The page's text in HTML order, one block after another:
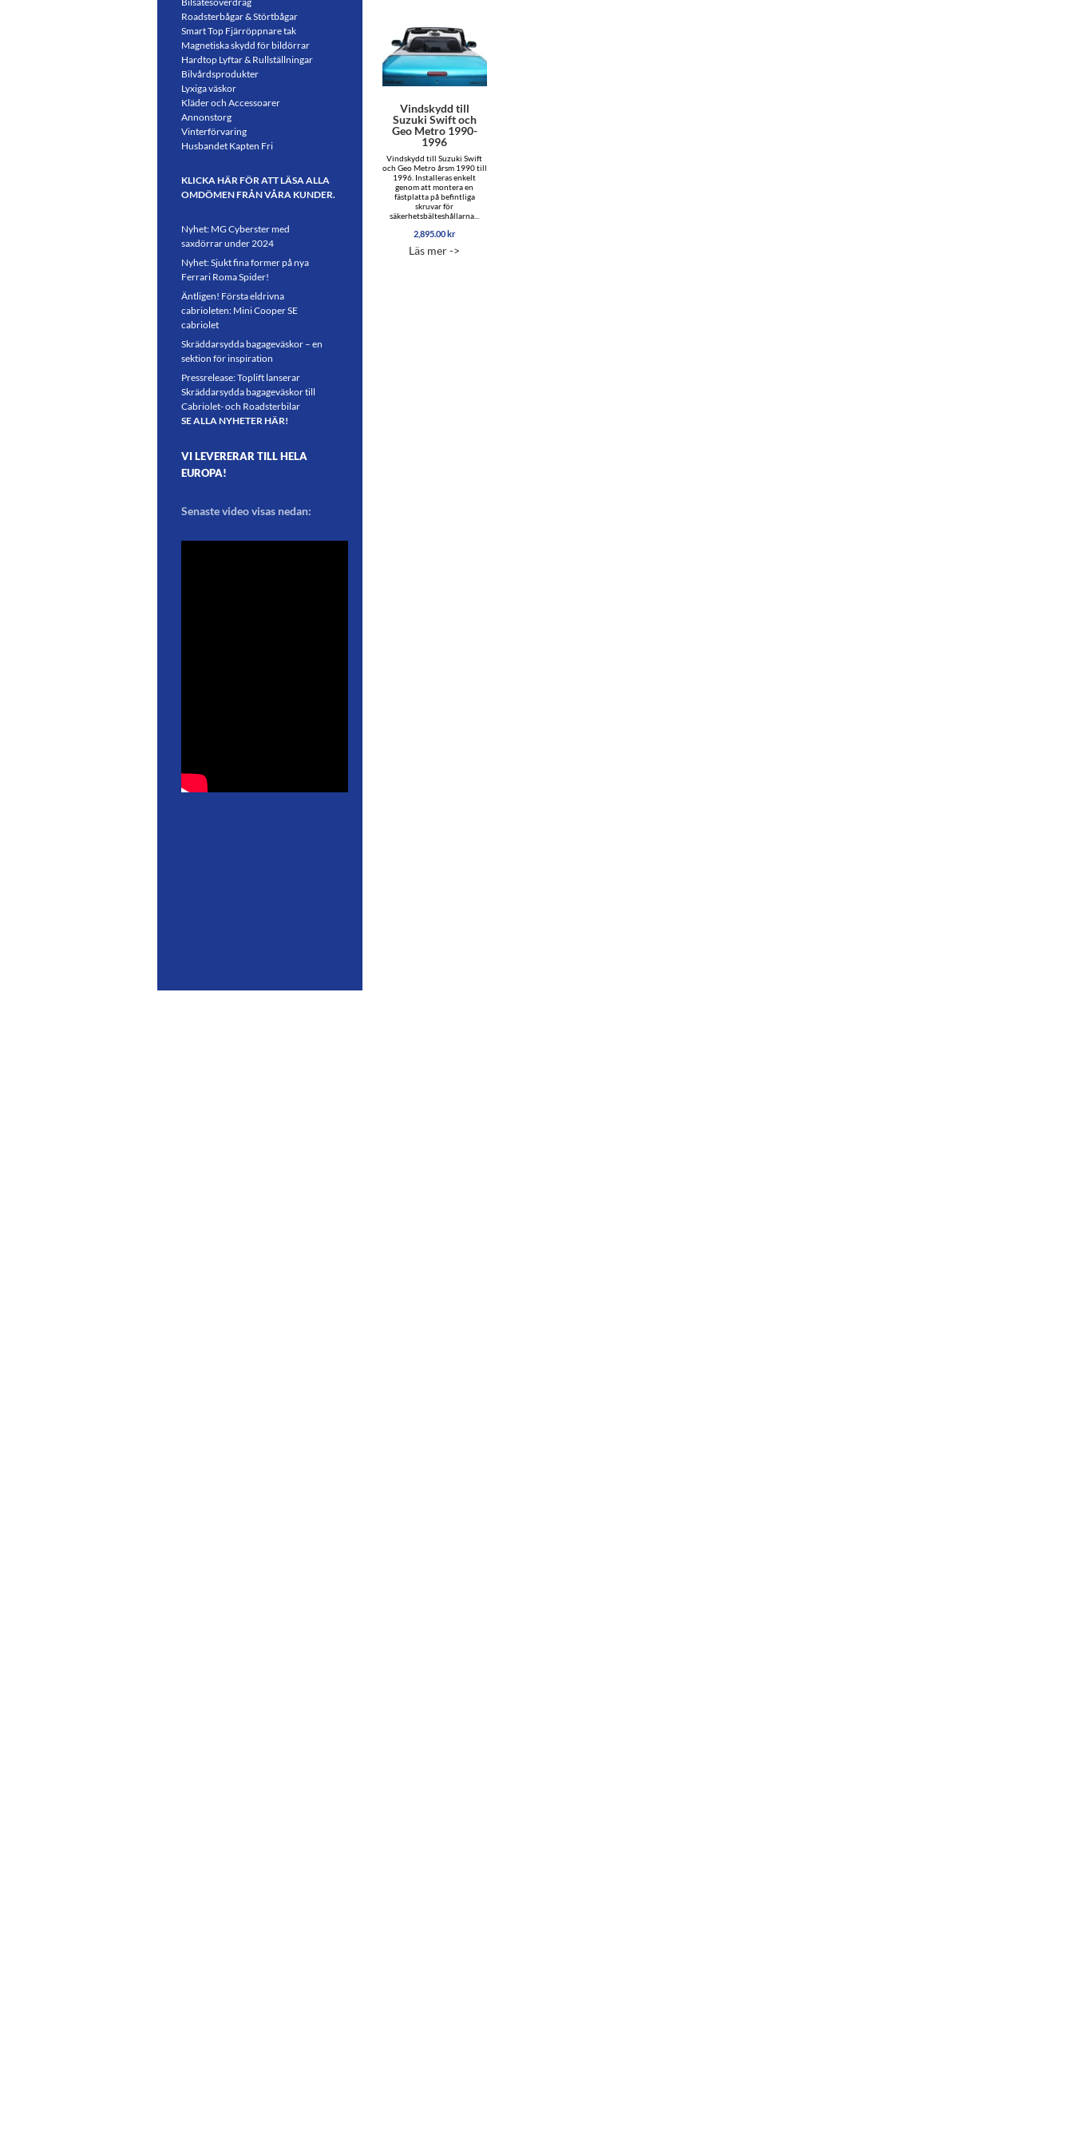
Vindskydd till
Suzuki Swift och
Geo Metro 1990-
1996
Vindskydd till Suzuki Swift
och Geo Metro årsm 1990 till
1996. Installeras enkelt
genom att montera en
fästplatta på befintliga
skruvar för
säkerhetsbälteshållarna...
2,895.00kr
Läs mer ->
Roadsterbågar & Störtbågar
Smart Top Fjärröppnare tak
Magnetiska skydd för bildörrar
Hardtop Lyftar & Rullställningar
Bilvårdsprodukter
Lyxiga väskor
Kläder och Accessoarer
Annonstorg
Vinterförvaring
Husbandet Kapten Fri
KLICKA HÄR FÖR ATT LÄSA ALLA
OMDÖMEN FRÅN VÅRA KUNDER.
Nyhet: MG Cyberster med
saxdörrar under 2024
Nyhet: Sjukt fina former på nya
Ferrari Roma Spider!
Äntligen! Första eldrivna
cabrioleten: Mini Cooper SE
cabriolet
Skräddarsydda bagageväskor – en
sektion för inspiration
Pressrelease: Toplift lanserar
Skräddarsydda bagageväskor till
Cabriolet- och Roadsterbilar
SE ALLA NYHETER HÄR!
VI LEVERERAR TILL HELA
EUROPA!
Senaste video visas nedan: